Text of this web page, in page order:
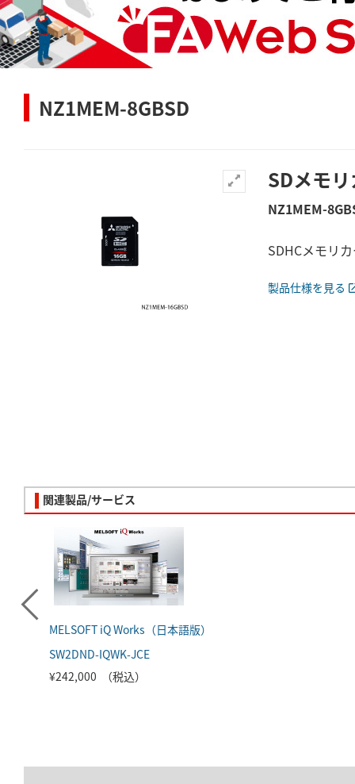
NZ1MEM-8GBSD
SDメモ
NZ1MEM-
SDHCメモリ
製品仕様を見る
関連製品/サービス
MELSOFT iQ Works（日本語版）
SW2DND-IQWK-JCE
¥242,000 （税込）